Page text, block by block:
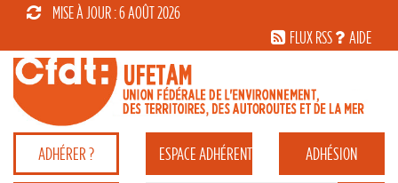
MISE À JOUR : 6 AOÛT 2026
FLUX RSS
AIDE
ADHÉRER ? ESPACEADHÉRENT ADHÉSION